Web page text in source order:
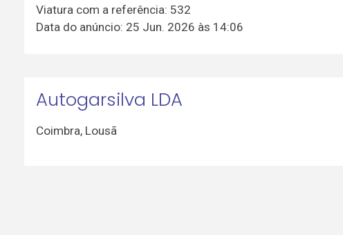
Viatura com a referência: 532
Data do anúncio: 25 Jun. 2026 às 14:06
Autogarsilva LDA
Coimbra, Lousã